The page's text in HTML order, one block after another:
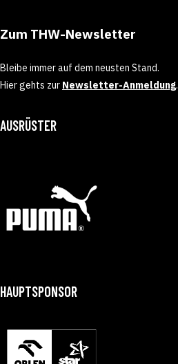
Zum THW-Newsletter
Bleibe immer auf dem neusten Stand.
Hier gehts zur Newsletter-Anmeldung.
AUSRÜSTER
HAUPTSPONSOR